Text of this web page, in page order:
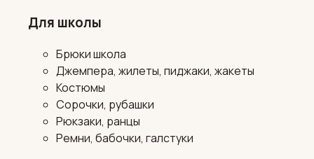
Для школы
Брюки школа
Джемпера, жилеты, пиджаки, жакеты
Костюмы
Сорочки, рубашки
Рюкзаки, ранцы
Ремни, бабочки, галстуки